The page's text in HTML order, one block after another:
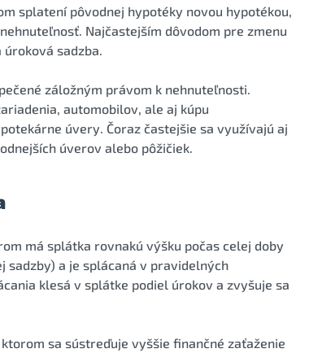
splatení pôvodnej hypotéky novou hypotékou,
Najčastejším dôvodom pre zmenu
sadzba.
záložným právom k nehnuteľnosti.
automobilov, ale aj kúpu
úvery. Čoraz častejšie sa využívajú aj
úverov alebo pôžičiek.
má splátka rovnakú výšku počas celej doby
sadzby) a je splácaná v pravidelných
klesá v splátke podiel úrokov a zvyšuje sa
sa sústreďuje vyššie finančné zaťaženie